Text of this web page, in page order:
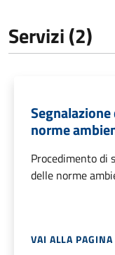
Servizi (2)
norme
Procedimento di
delle norme
VAI ALLA PAGINA